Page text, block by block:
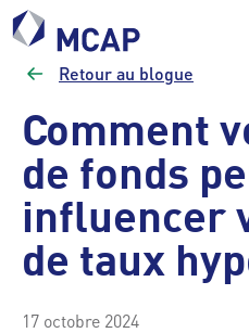
Retour au blogue
Comment
de fonds
influencer
de taux
17 octobre 2024